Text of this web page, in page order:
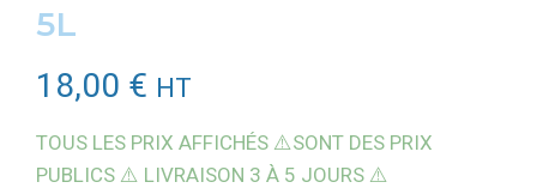
5L
18,00 € HT
TOUS LES PRIX AFFICHÉS ⚠️SONT DES PRIX
PUBLICS ⚠️ LIVRAISON 3 À 5 JOURS ⚠️